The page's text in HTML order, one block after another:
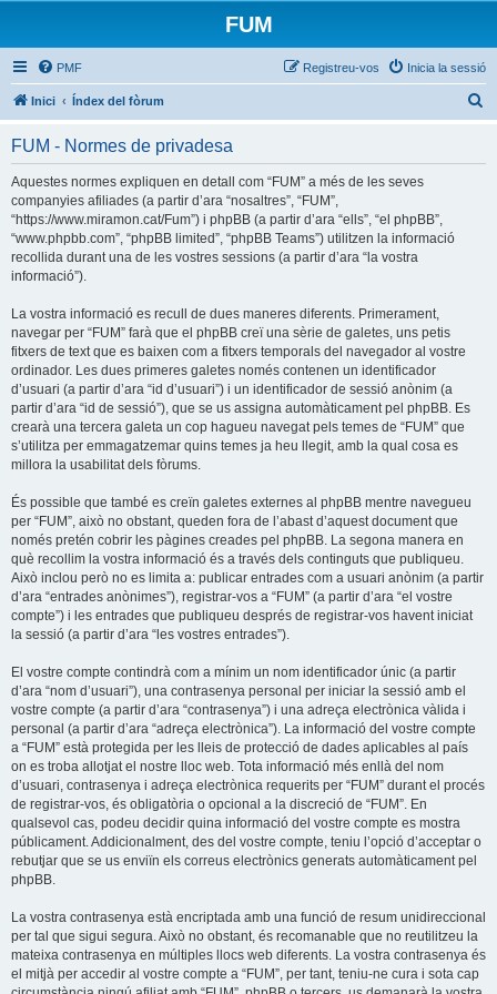
FUM
PMF Inicia la sessió
Registreu-vos
Inici Índex del fòrum
FUM - Normes de privadesa
Aquestes normes expliquen en detall com “FUM” a més de les seves
companyies afiliades (a partir d’ara “nosaltres”, “FUM”,
“https://www.miramon.cat/Fum”) i phpBB (a partir d’ara “ells”, “el phpBB”,
“www.phpbb.com”, “phpBB limited”, “phpBB Teams”) utilitzen la informació
recollida durant una de les vostres sessions (a partir d’ara “la vostra
informació”).
La vostra informació es recull de dues maneres diferents. Primerament,
navegar per “FUM” farà que el phpBB creï una sèrie de galetes, uns petis
fitxers de text que es baixen com a fitxers temporals del navegador al vostre
ordinador. Les dues primeres galetes només contenen un identificador
d’usuari (a partir d’ara “id d’usuari”) i un identificador de sessió anònim (a
partir d’ara “id de sessió”), que se us assigna automàticament pel phpBB. Es
crearà una tercera galeta un cop hagueu navegat pels temes de “FUM” que
s’utilitza per emmagatzemar quins temes ja heu llegit, amb la qual cosa es
millora la usabilitat dels fòrums.
És possible que també es creïn galetes externes al phpBB mentre navegueu
per “FUM”, això no obstant, queden fora de l’abast d’aquest document que
només pretén cobrir les pàgines creades pel phpBB. La segona manera en
què recollim la vostra informació és a través dels continguts que publiqueu.
Això inclou però no es limita a: publicar entrades com a usuari anònim (a partir
d’ara “entrades anònimes”), registrar-vos a “FUM” (a partir d’ara “el vostre
compte”) i les entrades que publiqueu després de registrar-vos havent iniciat
la sessió (a partir d’ara “les vostres entrades”).
El vostre compte contindrà com a mínim un nom identificador únic (a partir
d’ara “nom d’usuari”), una contrasenya personal per iniciar la sessió amb el
vostre compte (a partir d’ara “contrasenya”) i una adreça electrònica vàlida i
personal (a partir d’ara “adreça electrònica”). La informació del vostre compte
a “FUM” està protegida per les lleis de protecció de dades aplicables al país
on es troba allotjat el nostre lloc web. Tota informació més enllà del nom
d’usuari, contrasenya i adreça electrònica requerits per “FUM” durant el procés
de registrar-vos, és obligatòria o opcional a la discreció de “FUM”. En
qualsevol cas, podeu decidir quina informació del vostre compte es mostra
públicament. Addicionalment, des del vostre compte, teniu l’opció d’acceptar o
rebutjar que se us enviïn els correus electrònics generats automàticament pel
phpBB.
La vostra contrasenya està encriptada amb una funció de resum unidireccional
per tal que sigui segura. Això no obstant, és recomanable que no reutilitzeu la
mateixa contrasenya en múltiples llocs web diferents. La vostra contrasenya és
el mitjà per accedir al vostre compte a “FUM”, per tant, teniu-ne cura i sota cap